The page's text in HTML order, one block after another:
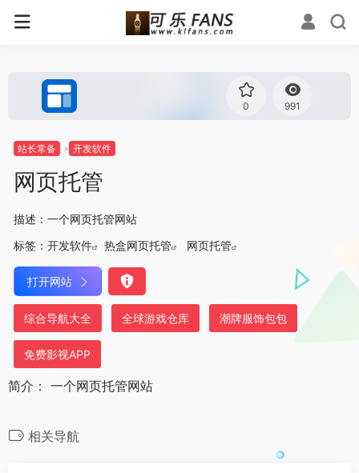
0 991
站长常备 开发软件
网页托管
描述：一个网页托管网站
标签： 开发软件 热盒网页托管 网页托管
打开网站
综合导航大全 全球游戏仓库 潮牌服饰包包
免费影视APP
简介： 一个网页托管网站
相关导航